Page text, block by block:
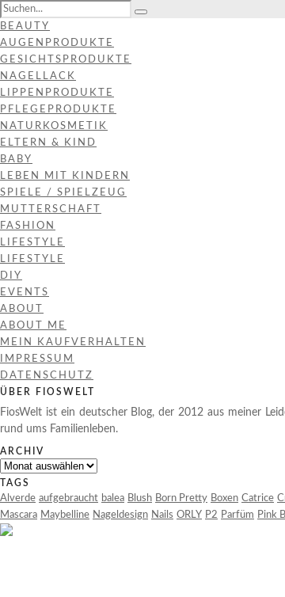
BEAUTY
AUGENPRODUKTE
GESICHTSPRODUKTE
NAGELLACK
LIPPENPRODUKTE
PFLEGEPRODUKTE
NATURKOSMETIK
ELTERN & KIND
BABY
LEBEN MIT KINDERN
SPIELE / SPIELZEUG
MUTTERSCHAFT
FASHION
LIFESTYLE
LIFESTYLE
DIY
EVENTS
ABOUT
ABOUT ME
MEIN KAUFVERHALTEN
IMPRESSUM
DATENSCHUTZ
ÜBER FIOSWELT
FiosWelt ist ein deutscher Blog, der 2012 aus meiner
rund ums Familienleben.
ARCHIV
Archiv
TAGS
Alverde aufgebraucht balea Blush Born Pretty Boxen Catrice
Mascara Maybelline Nageldesign Nails ORLY P2 Parfüm Pink